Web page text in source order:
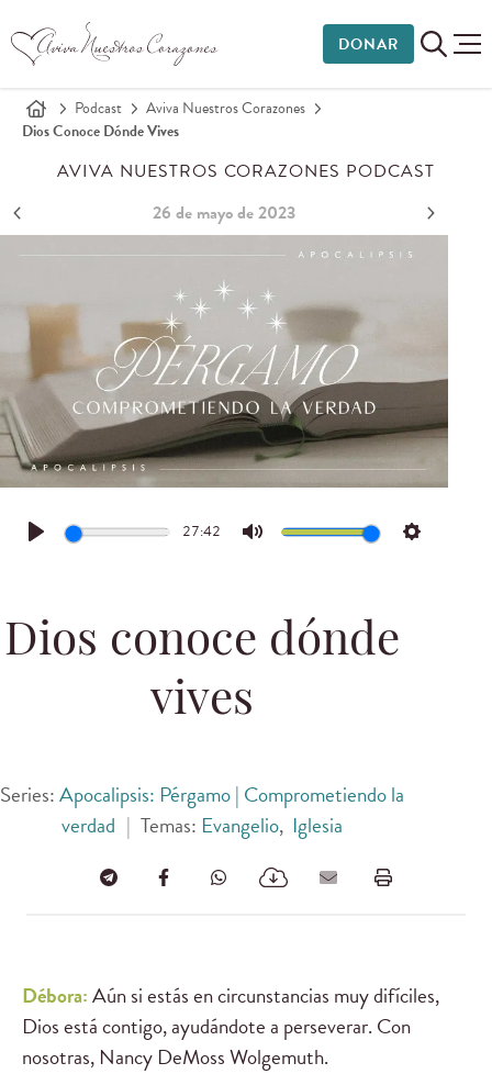
DONAR
Podcast
Aviva Nuestros Corazones
Dios Conoce Dónde Vives
AVIVA NUESTROS CORAZONES PODCAST
26 de mayo de 2023
Play
27:42
Mute Settings
Dios conoce dónde
vives
Series:Apocalipsis: Pérgamo | Comprometiendo la
verdad | Temas: Evangelio, Iglesia
Débora:Aún si estás en circunstancias muy difíciles,
Dios está contigo, ayudándote a perseverar. Con
nosotras, Nancy DeMoss Wolgemuth.